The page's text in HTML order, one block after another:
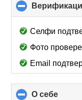
Селфи
Фото
Email
О себе